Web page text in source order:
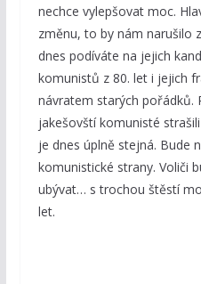
nechce vylepšovat moc.
změnu, to by nám narušilo
dnes podíváte na jejich
komunistů z 80. let i jejich
návratem starých pořádků.
jakešovští komunisté
je dnes úplně stejná. Bude
komunistické strany. Voliči
ubývat… s trochou štěstí
let.